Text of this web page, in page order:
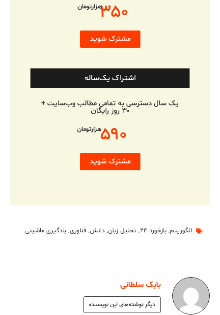
۳۵۰هزارتومان
مشترک شوید
اشتراک یک‌ساله
یک سال دسترسی به تمامی مطالب وب‌سایت +
۳۰ روز رایگان
۵۹۰هزارتومان
مشترک شوید
الگوریتم, بازخورد ۲۴ , تحلیل زبان, دانش, فناوری, یادگیری ماشینی
بابک سلطانی
دیگر نوشته‌های این نویسنده